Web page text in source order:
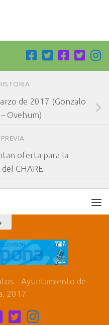
de 2017 (Gonzalo
Ovehum)
oferta para la
CHARE
- Ayuntamiento de
2017